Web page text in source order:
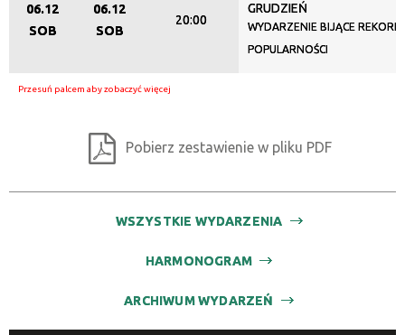
06.12
SOB
06.12
SOB
20:00
GRUDZIEŃ
WYDARZENIE BIJĄCE
POPULARNOŚCI
Pobierz zestawienie w pliku PDF
WSZYSTKIE WYDARZENIA
HARMONOGRAM
ARCHIWUM WYDARZEŃ